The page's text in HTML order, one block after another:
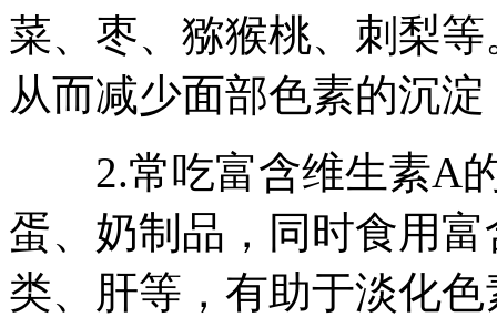
菜、枣、猕猴桃、刺梨
从而减少面部色素的沉
2.常吃富含维生素A的
蛋、奶制品，同时食用
类、肝等，有助于淡化